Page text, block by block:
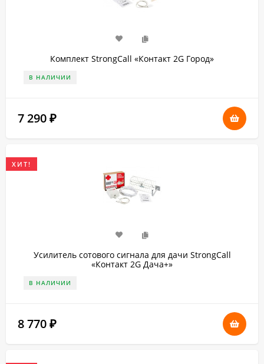
Комплект StrongCall «Контакт 2G Город»
В НАЛИЧИИ
7 290 ₽
ХИТ!
Усилитель сотового сигнала для дачи StrongCall
«Контакт 2G Дача+»
В НАЛИЧИИ
8 770 ₽